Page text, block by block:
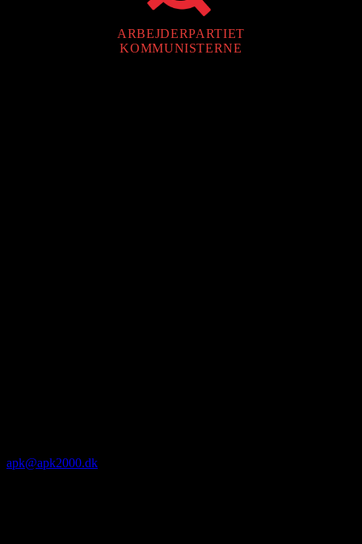
ARBEJDERPARTIET
KOMMUNISTERNE
apk@apk2000.dk